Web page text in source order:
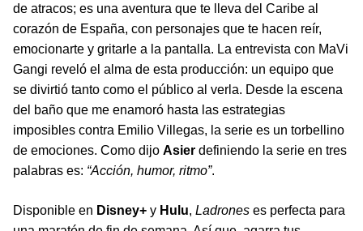
de atracos; es una aventura que te lleva del Caribe al
corazón de España, con personajes que te hacen reír,
emocionarte y gritarle a la pantalla. La entrevista con MaVi
Gangi reveló el alma de esta producción: un equipo que
se divirtió tanto como el público al verla. Desde la escena
del baño que me enamoró hasta las estrategias
imposibles contra Emilio Villegas, la serie es un torbellino
de emociones. Como dijo Asier definiendo la serie en tres
palabras es: “Acción, humor, ritmo”.
Disponible en Disney+ y Hulu, Ladrones es perfecta para